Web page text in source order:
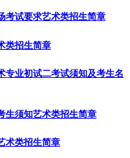
考试要求艺术类招生简章
类招生简章
专业初试二考试须知及考生名
生须知艺术类招生简章
术类招生简章